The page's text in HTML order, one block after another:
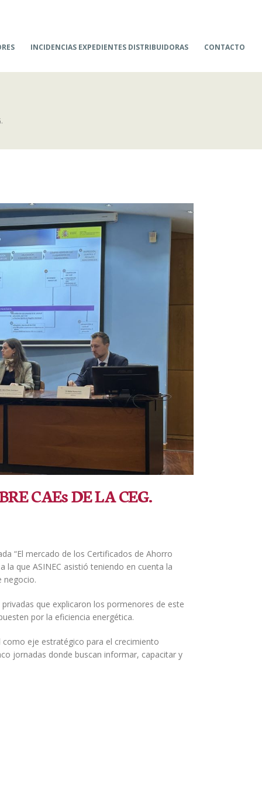
INCIDENCIAS EXPEDIENTES DISTRIBUIDORAS CONTACTO
CAEs DE LA CEG.
“El mercado de los Certificados de Ahorro
la que ASINEC asistió teniendo en cuenta la
negocio.
que explicaron los pormenores de este
por la eficiencia energética.
como eje estratégico para el crecimiento
jornadas donde buscan informar, capacitar y